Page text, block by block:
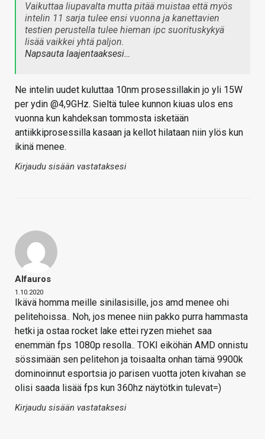
Vaikuttaa liupavalta mutta pitää muistaa että myös
intelin 11 sarja tulee ensi vuonna ja kanettavien
testien perustella tulee hieman ipc suorituskykyä
lisää vaikkei yhtä paljon.
Napsauta laajentaaksesi…
Ne intelin uudet kuluttaa 10nm prosessillakin jo yli 15W
per ydin @4,9GHz. Sieltä tulee kunnon kiuas ulos ens
vuonna kun kahdeksan tommosta isketään
antiikkiprosessilla kasaan ja kellot hilataan niin ylös kun
ikinä menee.
Kirjaudu sisään vastataksesi
Alfauros
1.10.2020
Ikävä homma meille sinilasisille, jos amd menee ohi
pelitehoissa.. Noh, jos menee niin pakko purra hammasta
hetki ja ostaa rocket lake ettei ryzen miehet saa
enemmän fps 1080p resolla.. TOKI eiköhän AMD onnistu
sössimään sen pelitehon ja toisaalta onhan tämä 9900k
dominoinnut esportsia jo parisen vuotta joten kivahan se
olisi saada lisää fps kun 360hz näytötkin tulevat=)
Kirjaudu sisään vastataksesi